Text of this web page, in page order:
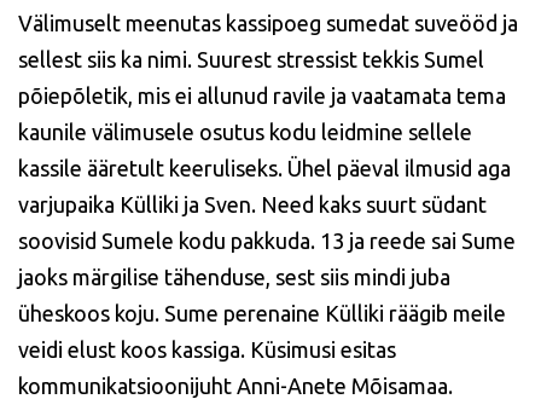
Välimuselt meenutas kassipoeg sumedat suveööd ja
sellest siis ka nimi. Suurest stressist tekkis Sumel
põiepõletik, mis ei allunud ravile ja vaatamata tema
kaunile välimusele osutus kodu leidmine sellele
kassile ääretult keeruliseks. Ühel päeval ilmusid aga
varjupaika Külliki ja Sven. Need kaks suurt südant
soovisid Sumele kodu pakkuda. 13 ja reede sai Sume
jaoks märgilise tähenduse, sest siis mindi juba
üheskoos koju. Sume perenaine Külliki räägib meile
veidi elust koos kassiga. Küsimusi esitas
kommunikatsioonijuht Anni-Anete Mõisamaa.